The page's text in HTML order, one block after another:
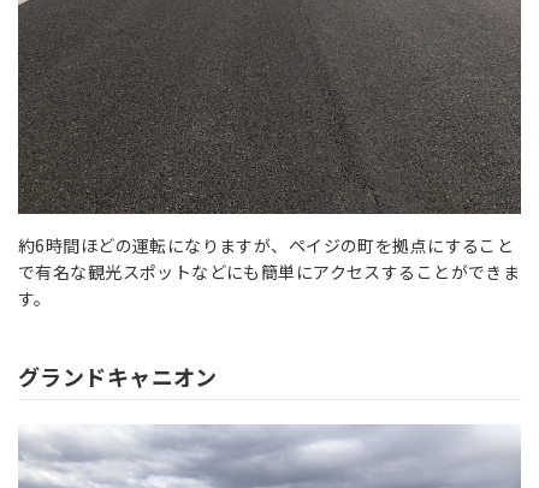
約6時間ほどの運転になりますが、ペイジの町を拠点にすること
で有名な観光スポットなどにも簡単にアクセスすることができま
す。
グランドキャニオン